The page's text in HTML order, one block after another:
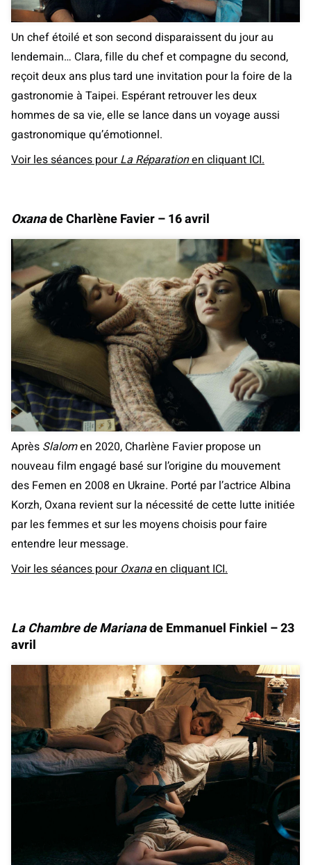
Un chef étoilé et son second disparaissent du jour au
lendemain… Clara, fille du chef et compagne du second,
reçoit deux ans plus tard une invitation pour la foire de la
gastronomie à Taipei. Espérant retrouver les deux
hommes de sa vie, elle se lance dans un voyage aussi
gastronomique qu’émotionnel.
Voir les séances pourLa Réparationen cliquant ICI.
Oxanade Charlène Favier – 16 avril
Après Slalomen 2020, Charlène Favier propose un
nouveau film engagé basé sur l’origine du mouvement
des Femen en 2008 en Ukraine. Porté par l’actrice Albina
Korzh, Oxana revient sur la nécessité de cette lutte initiée
par les femmes et sur les moyens choisis pour faire
entendre leur message.
Voir les séances pourOxanaen cliquant ICI.
La Chambre de Marianade Emmanuel Finkiel – 23
avril